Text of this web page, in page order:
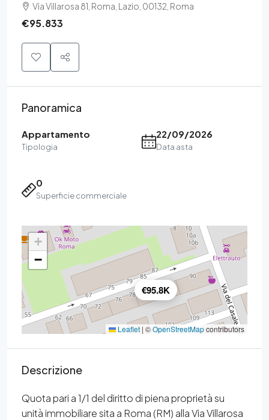
Via Villarosa 81, Roma, Lazio, 00132, Roma
€95.833
Panoramica
Appartamento
Tipologia
22/09/2026
Data asta
0
Superficie commerciale
€95.8K
+
−
Leaflet | ©OpenStreetMapcontributors
Descrizione
Quota pari a 1/1 del diritto di piena proprietà su
unità immobiliare sita a Roma (RM) alla Via Villarosa